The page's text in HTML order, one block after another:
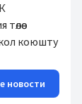
коюшту
новости